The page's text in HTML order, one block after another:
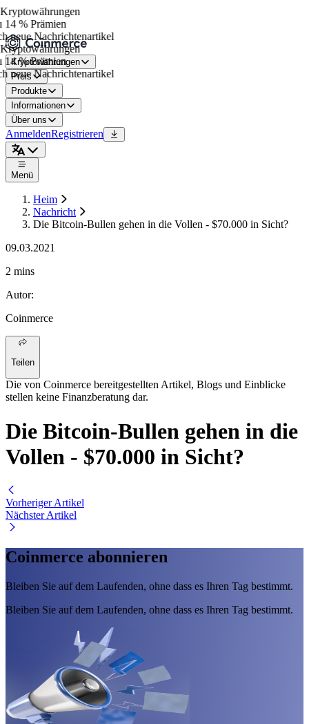
% Prämien
neue Nachrichtenartikel
% Prämien
neue Nachrichtenartikel
Kryptowährungen
Preis
Produkte
Informationen
Über uns
AnmeldenRegistrieren
Menü
Heim
Nachricht
Die Bitcoin-Bullen gehen in die Vollen - $70.000 in Sicht?
09.03.2021
2 mins
Autor:
Coinmerce
Teilen
Die von Coinmerce bereitgestellten Artikel, Blogs und Einblicke
stellen keine Finanzberatung dar.
Die Bitcoin-Bullen gehen in die
Vollen - $70.000 in Sicht?
Vorheriger Artikel
Nächster Artikel
Coinmerce abonnieren
Bleiben Sie auf dem Laufenden, ohne dass es Ihren Tag bestimmt.
Bleiben Sie auf dem Laufenden, ohne dass es Ihren Tag bestimmt.